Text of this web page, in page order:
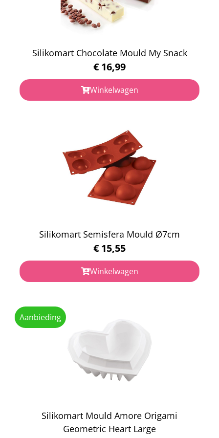
Silikomart Chocolate Mould My Snack
€ 16,99
Winkelwagen
Silikomart Semisfera Mould Ø7cm
€ 15,55
Winkelwagen
Aanbieding
Silikomart Mould Amore Origami
Geometric Heart Large